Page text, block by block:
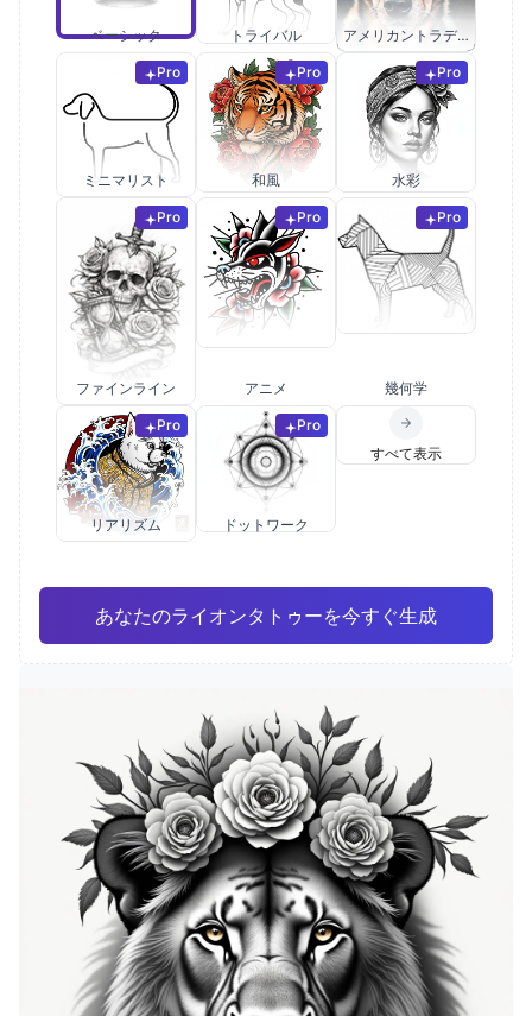
ベーシック トライバル アメリカントラディショナル
Pro
ミニマリスト
Pro
和風
Pro
水彩
Pro
ファインライン
Pro
アニメ
Pro
幾何学
Pro
リアリズム
Pro
ドットワーク
すべて表示
あなたのライオンタトゥーを今すぐ生成